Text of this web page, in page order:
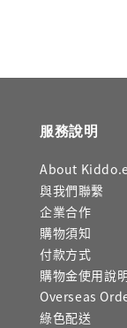
服務說明
About
與我們聯繫
企業合作
購物須知
付款方式
購物金使用說
Overseas
綠色配送